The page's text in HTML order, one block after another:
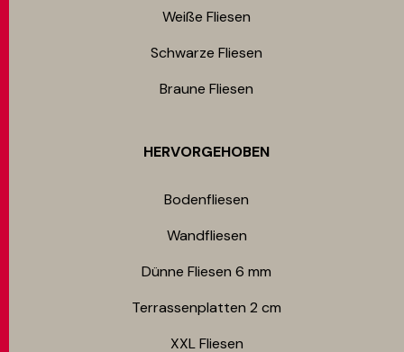
Weiße Fliesen
Schwarze Fliesen
Braune Fliesen
HERVORGEHOBEN
Bodenfliesen​
Wandfliesen
Dünne Fliesen 6 mm​
Terrassenplatten 2 cm
XXL Fliesen